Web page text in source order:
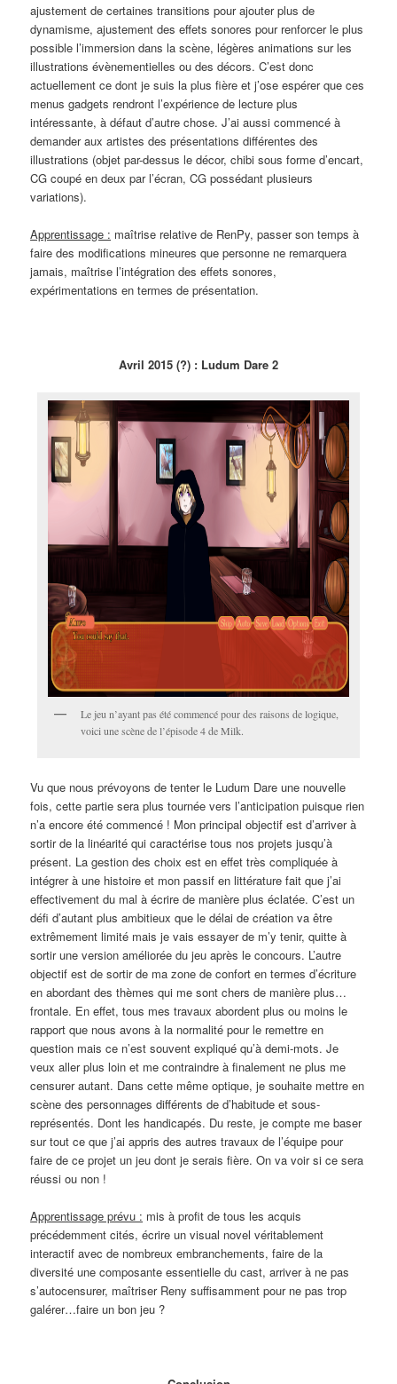
ajustement de certaines transitions pour ajouter plus de
dynamisme, ajustement des effets sonores pour renforcer le plus
possible l’immersion dans la scène, légères animations sur les
illustrations évènementielles ou des décors. C’est donc
actuellement ce dont je suis la plus fière et j’ose espérer que ces
menus gadgets rendront l’expérience de lecture plus
intéressante, à défaut d’autre chose. J’ai aussi commencé à
demander aux artistes des présentations différentes des
illustrations (objet par-dessus le décor, chibi sous forme d’encart,
CG coupé en deux par l’écran, CG possédant plusieurs
variations).
Apprentissage : maîtrise relative de RenPy, passer son temps à
faire des modifications mineures que personne ne remarquera
jamais, maîtrise l’intégration des effets sonores,
expérimentations en termes de présentation.
Avril 2015 (?) : Ludum Dare 2
Le jeu n’ayant pas été commencé pour des raisons de logique,
voici une scène de l’épisode 4 de Milk.
Vu que nous prévoyons de tenter le Ludum Dare une nouvelle
fois, cette partie sera plus tournée vers l’anticipation puisque rien
n’a encore été commencé ! Mon principal objectif est d’arriver à
sortir de la linéarité qui caractérise tous nos projets jusqu’à
présent. La gestion des choix est en effet très compliquée à
intégrer à une histoire et mon passif en littérature fait que j’ai
effectivement du mal à écrire de manière plus éclatée. C’est un
défi d’autant plus ambitieux que le délai de création va être
extrêmement limité mais je vais essayer de m’y tenir, quitte à
sortir une version améliorée du jeu après le concours. L’autre
objectif est de sortir de ma zone de confort en termes d’écriture
en abordant des thèmes qui me sont chers de manière plus…
frontale. En effet, tous mes travaux abordent plus ou moins le
rapport que nous avons à la normalité pour le remettre en
question mais ce n’est souvent expliqué qu’à demi-mots. Je
veux aller plus loin et me contraindre à finalement ne plus me
censurer autant. Dans cette même optique, je souhaite mettre en
scène des personnages différents de d’habitude et sous-
représentés. Dont les handicapés. Du reste, je compte me baser
sur tout ce que j’ai appris des autres travaux de l’équipe pour
faire de ce projet un jeu dont je serais fière. On va voir si ce sera
réussi ou non !
Apprentissage prévu : mis à profit de tous les acquis
précédemment cités, écrire un visual novel véritablement
interactif avec de nombreux embranchements, faire de la
diversité une composante essentielle du cast, arriver à ne pas
s’autocensurer, maîtriser Reny suffisamment pour ne pas trop
galérer…faire un bon jeu ?